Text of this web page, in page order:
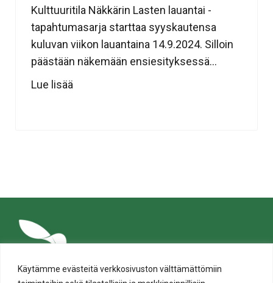
Käytämme evästeitä verkkosivuston välttämättömiin
Kulttuuritila Näkkärin Lasten lauantai -
tapahtumasarja starttaa syyskautensa
kuluvan viikon lauantaina 14.9.2024. Silloin
päästään näkemään ensiesityksessä...
Lue lisää